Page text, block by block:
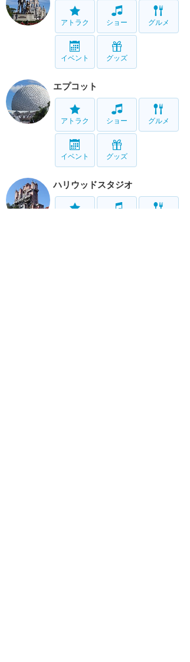
アトラク ショー グルメ
イベント グッズ
エプコット
アトラク ショー グルメ
イベント グッズ
ハリウッドスタジオ